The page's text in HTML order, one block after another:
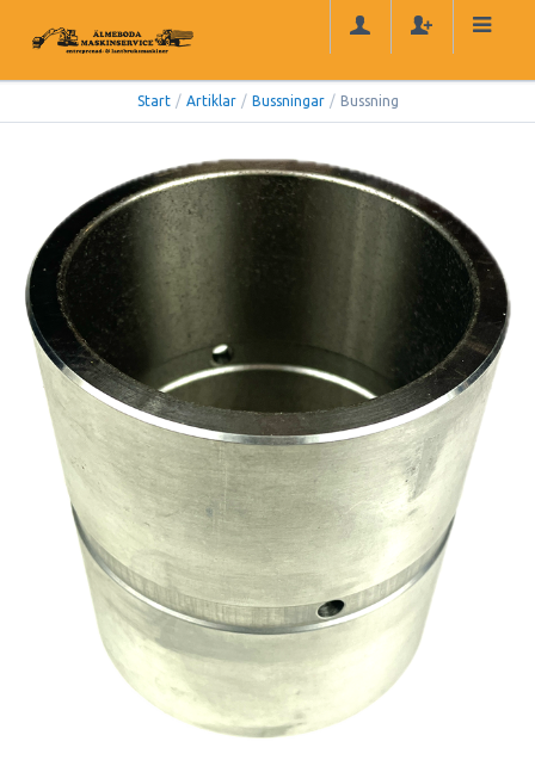
Start / Artiklar / Bussningar / Bussning